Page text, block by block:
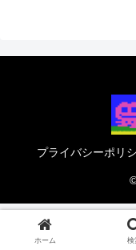
プライバシーポリ
ホーム 検